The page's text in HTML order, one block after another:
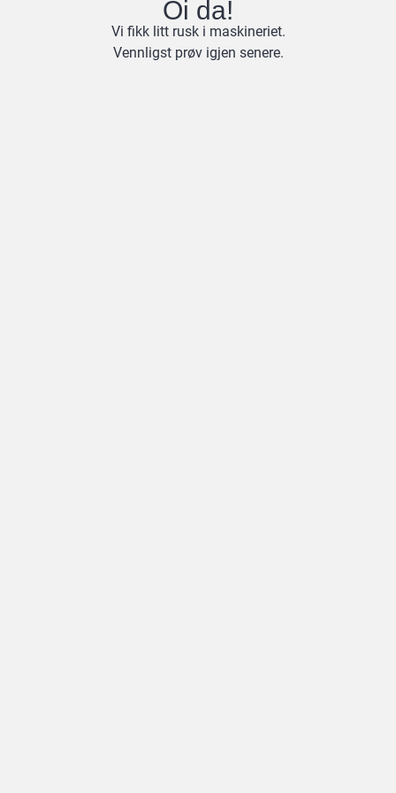
Oi da!
Vi fikk litt rusk i maskineriet.
Vennligst prøv igjen senere.